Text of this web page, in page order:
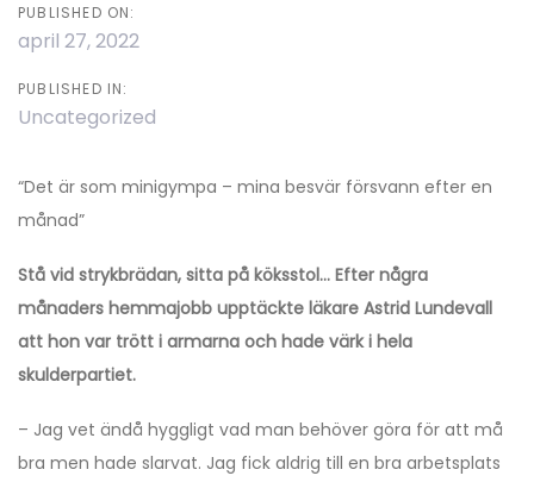
PUBLISHED ON:
april 27, 2022
PUBLISHED IN:
Uncategorized
“Det är som minigympa – mina besvär försvann efter en
månad”
Stå vid strykbrädan, sitta på köksstol… Efter några
månaders hemmajobb upptäckte läkare Astrid Lundevall
att hon var trött i armarna och hade värk i hela
skulderpartiet.
– Jag vet ändå hyggligt vad man behöver göra för att må
bra men hade slarvat. Jag fick aldrig till en bra arbetsplats